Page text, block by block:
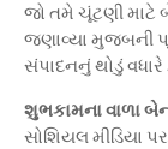
જો તમે ચૂંટણી માટે
જણાવ્યા મુજબની
સંપાદનનું થોડું
શુભકામના વાળા
સોશિયલ મીડિયા